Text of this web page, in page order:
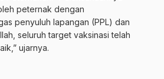
peternak dengan
penyuluh lapangan (PPL) dan
seluruh target vaksinasi telah
ujarnya.